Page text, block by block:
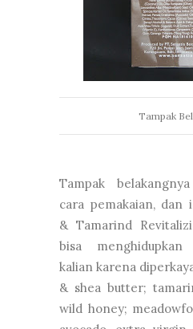
Tampak
Tampak
cara pemakaian, dan
& Tamarind
bisa
kalian karena
& shea butter;
wild honey;